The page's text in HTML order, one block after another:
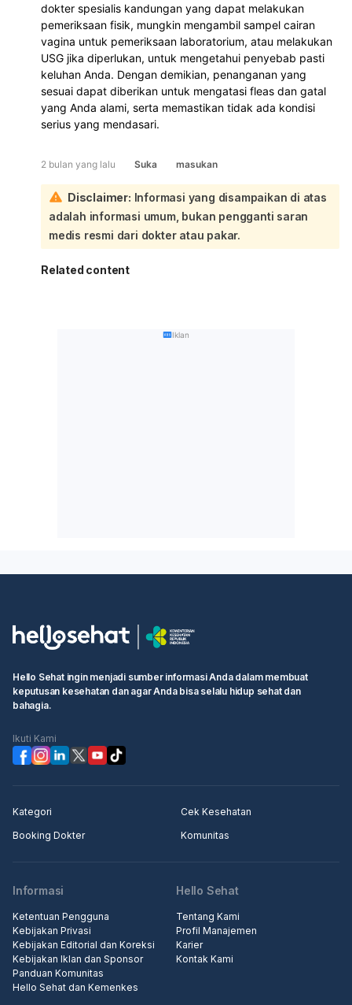
dokter spesialis kandungan yang dapat melakukan
pemeriksaan fisik, mungkin mengambil sampel cairan
vagina untuk pemeriksaan laboratorium, atau melakukan
USG jika diperlukan, untuk mengetahui penyebab pasti
keluhan Anda. Dengan demikian, penanganan yang
sesuai dapat diberikan untuk mengatasi fleas dan gatal
yang Anda alami, serta memastikan tidak ada kondisi
serius yang mendasari.
2 bulan yang lalu Suka masukan
Disclaimer: Informasi yang disampaikan di atas
adalah informasi umum, bukan pengganti saran
medis resmi dari dokter atau pakar.
Related content
Iklan
Hello Sehat ingin menjadi sumber informasi Anda dalam membuat
keputusan kesehatan dan agar Anda bisa selalu hidup sehat dan
bahagia.
Ikuti Kami
Kategori
Cek Kesehatan
Booking Dokter
Komunitas
Informasi
Ketentuan Pengguna
Kebijakan Privasi
Kebijakan Editorial dan Koreksi
Kebijakan Iklan dan Sponsor
Panduan Komunitas
Hello Sehat dan Kemenkes
Hello Sehat
Tentang Kami
Profil Manajemen
Karier
Kontak Kami